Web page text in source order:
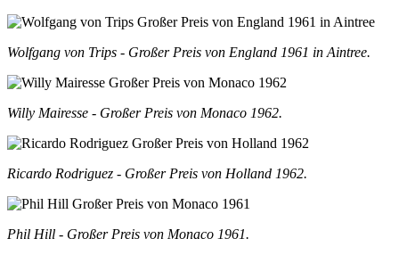
Wolfgang von Trips - Großer Preis von England 1961 in Aintree.
Willy Mairesse - Großer Preis von Monaco 1962.
Ricardo Rodriguez - Großer Preis von Holland 1962.
Phil Hill - Großer Preis von Monaco 1961.